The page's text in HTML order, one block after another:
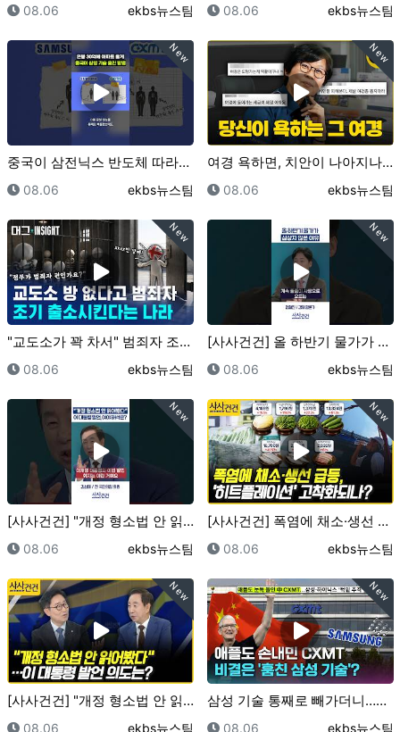
등록일
08.06 등록자
ekbs뉴스팀 등록일
08.06 등록자
ekbs뉴스팀
New
중국이 삼전닉스 반도체 따라잡은 비결은…"훔쳤어요"｜크…
등록일
08.06 등록자
ekbs뉴스팀
New
여경 욕하면, 치안이 나아지나요? (바뀐 체력검사 직접…
등록일
08.06 등록자
ekbs뉴스팀
New
"교도소가 꽉 차서" 범죄자 조기 석방하는 영국? ..…
등록일
08.06 등록자
ekbs뉴스팀
New
[사사건건] 올 하반기 물가가 심상치 않은 이유 (정철…
등록일
08.06 등록자
ekbs뉴스팀
New
[사사건건] "개정 형소법 안 읽어봤다" 이 대통령 발…
등록일
08.06 등록자
ekbs뉴스팀
New
[사사건건] 폭염에 채소·생선 급등, '히트플레이션'…
등록일
08.06 등록자
ekbs뉴스팀
New
[사사건건] "개정 형소법 안 읽어봤다"…이 대통령 발…
등록일
08.06 등록자
ekbs뉴스팀
New
삼성 기술 통째로 빼가더니…이제 삼전닉스 노리는 중국?…
등록일
08.06 등록자
ekbs뉴스팀